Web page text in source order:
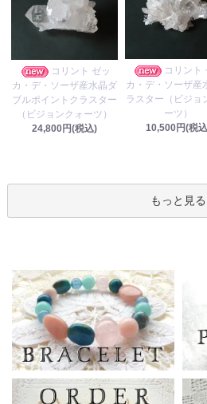
コリント ゼッ
カ・デ・ソーザ産水晶ダ
ブルポイントクラスター
（ビジョンクォーツ）
24,800円(税込)
コリント
カ・デ・ソーザ産
ラスター（ビジョ
ーツ）
10,500円(税
もっと見る